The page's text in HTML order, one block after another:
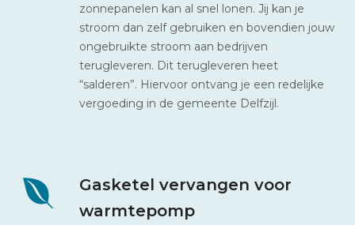
zonnepanelen kan al snel lonen. Jij kan je
stroom dan zelf gebruiken en bovendien jouw
ongebruikte stroom aan bedrijven
terugleveren. Dit terugleveren heet
“salderen”. Hiervoor ontvang je een redelijke
vergoeding in de gemeente Delfzijl.
Gasketel vervangen voor
warmtepomp